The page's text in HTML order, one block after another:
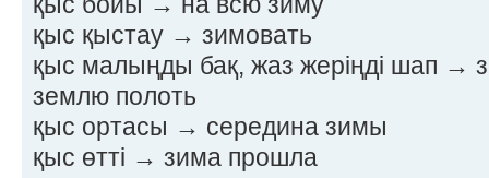
қыс қыстау → зимовать
қыс малыңды бақ, жаз жеріңді шап →
землю полоть
қыс ортасы → середина зимы
қыс өтті → зима прошла